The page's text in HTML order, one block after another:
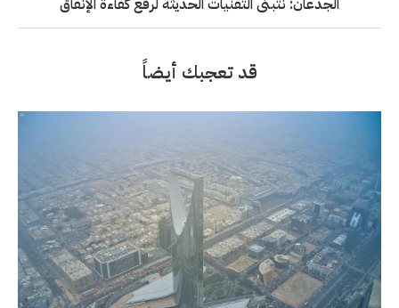
الجدعان: نتبنى التقنيات الحديثة لرفع كفاءة الإنفاق
قد تعجبك أيضاً